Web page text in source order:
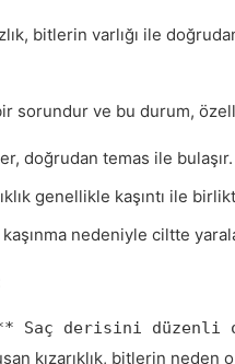
bitlerin varlığı ile
sorundur ve bu durum,
doğrudan temas ile
genellikle kaşıntı ile
kaşınma nedeniyle ciltte
Saç derisini düzenli
kızarıklık, bitlerin